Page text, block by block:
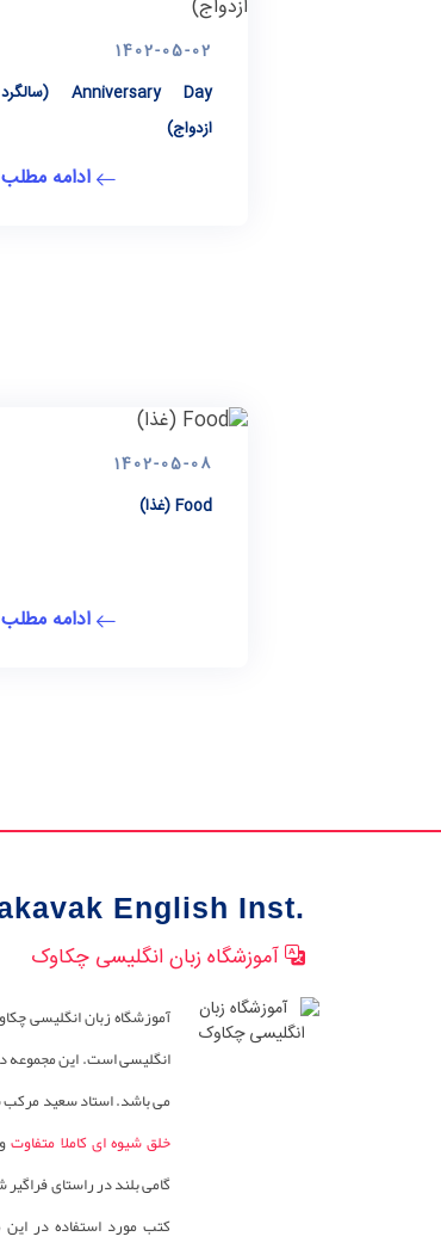
1402-05-02
Anniversary Day (سالگرد
ازدواج)
ادامه مطلب
1402-05-08
Food (غذا)
ادامه مطلب
English Inst.
آموزشگاه زبان انگلیسی چکاوک
آموزشگاه زبان انگلیسی
می باشد. استاد سعید مرکب
خلق شیوه ای کاملا متفاوت
گامی بلند در راستای
کتب مورد استفاده در